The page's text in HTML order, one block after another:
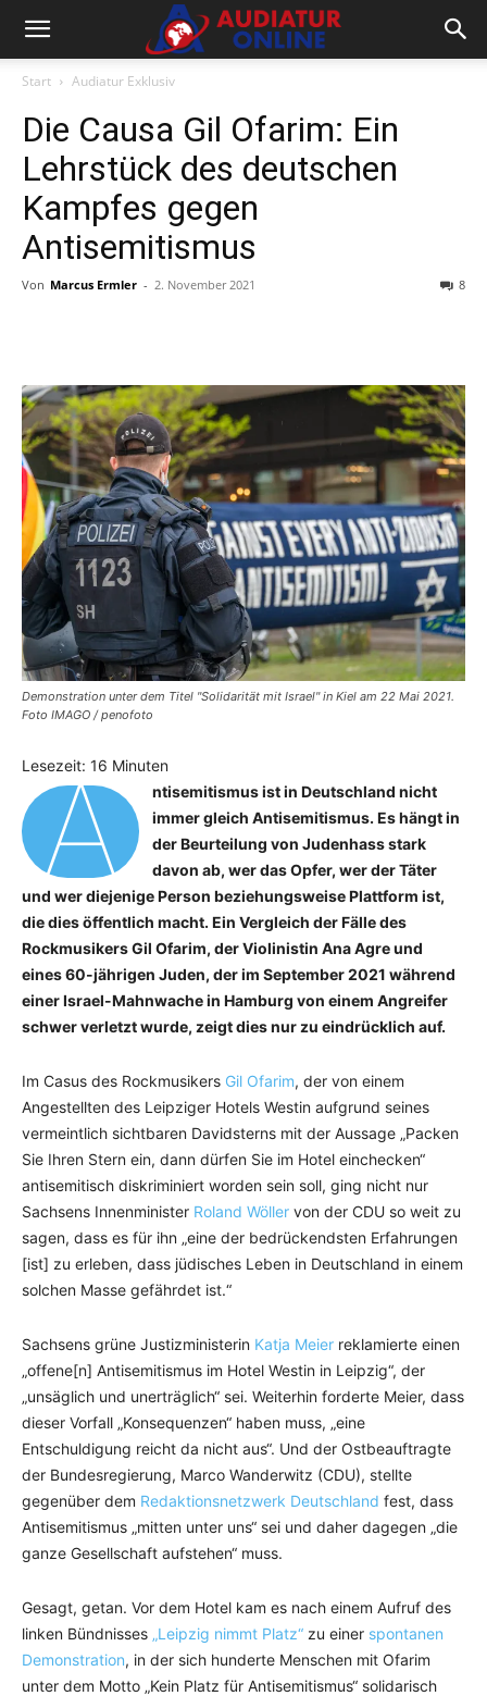
Start Audiatur Exklusiv
Die Causa Gil Ofarim: Ein
Lehrstück des deutschen
Kampfes gegen
Antisemitismus
Von Marcus Ermler - 2. November 2021 8
Demonstration unter dem Titel "Solidarität mit Israel" in Kiel am 22 Mai 2021.
Foto IMAGO / penofoto
Lesezeit: 16 Minuten
A
ntisemitismus ist in Deutschland nicht
immer gleich Antisemitismus. Es hängt in
der Beurteilung von Judenhass stark
davon ab, wer das Opfer, wer der Täter
und wer diejenige Person beziehungsweise Plattform ist,
die dies öffentlich macht. Ein Vergleich der Fälle des
Rockmusikers Gil Ofarim, der Violinistin Ana Agre und
eines 60-jährigen Juden, der im September 2021 während
einer Israel-Mahnwache in Hamburg von einem Angreifer
schwer verletzt wurde, zeigt dies nur zu eindrücklich auf.
Im Casus des Rockmusikers Gil Ofarim, der von einem
Angestellten des Leipziger Hotels Westin aufgrund seines
vermeintlich sichtbaren Davidsterns mit der Aussage „Packen
Sie Ihren Stern ein, dann dürfen Sie im Hotel einchecken“
antisemitisch diskriminiert worden sein soll, ging nicht nur
Sachsens Innenminister Roland Wöller von der CDU so weit zu
sagen, dass es für ihn „eine der bedrückendsten Erfahrungen
[ist] zu erleben, dass jüdisches Leben in Deutschland in einem
solchen Masse gefährdet ist.“
Sachsens grüne Justizministerin Katja Meier reklamierte einen
„offene[n] Antisemitismus im Hotel Westin in Leipzig“, der
„unsäglich und unerträglich“ sei. Weiterhin forderte Meier, dass
dieser Vorfall „Konsequenzen“ haben muss, „eine
Entschuldigung reicht da nicht aus“. Und der Ostbeauftragte
der Bundesregierung, Marco Wanderwitz (CDU), stellte
gegenüber dem Redaktionsnetzwerk Deutschland fest, dass
Antisemitismus „mitten unter uns“ sei und daher dagegen „die
ganze Gesellschaft aufstehen“ muss.
Gesagt, getan. Vor dem Hotel kam es nach einem Aufruf des
linken Bündnisses „Leipzig nimmt Platz“ zu einer spontanen
Demonstration, in der sich hunderte Menschen mit Ofarim
unter dem Motto „Kein Platz für Antisemitismus“ solidarisch